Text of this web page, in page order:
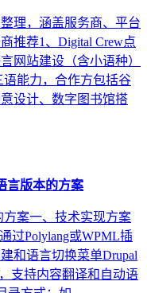
理，涵盖服务商、平台
推荐1‌、Digital Crew点
网站建设（含小语种）
能力，合作方包括谷
设计、数字图书馆搭
言版本的方案
案一、技术实现方案
过Polylang或WPML插
和语言切换菜单Drupal
支持内容翻译和自动语